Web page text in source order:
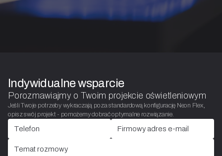
Indywidualne wsparcie
Porozmawiajmy o Twoim projekcie oświetleniowym
Jeśli Twoje potrzeby wykraczają poza standardową konfigurację Neon Flex,
opisz swój projekt - pomożemy dobrać optymalne rozwiązanie.